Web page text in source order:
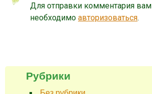
Для отправки комментария вам
необходимо авторизоваться.
Рубрики